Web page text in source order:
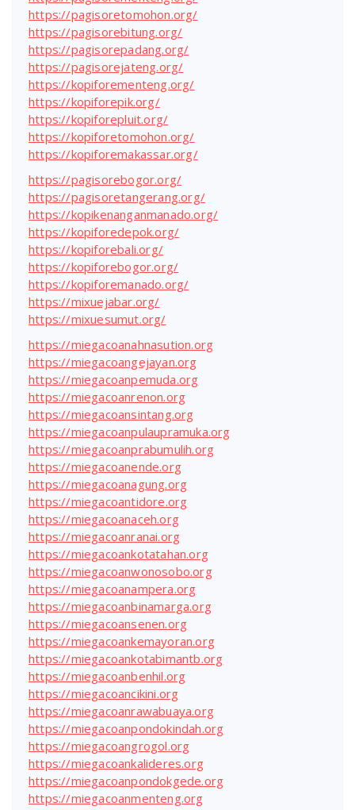
https://pagisoretomohon.org/
https://pagisorebitung.org/
https://pagisorepadang.org/
https://pagisorejateng.org/
https://kopiforementeng.org/
https://kopiforepik.org/
https://kopiforepluit.org/
https://kopiforetomohon.org/
https://kopiforemakassar.org/
https://pagisorebogor.org/
https://pagisoretangerang.org/
https://kopikenanganmanado.org/
https://kopiforedepok.org/
https://kopiforebali.org/
https://kopiforebogor.org/
https://kopiforemanado.org/
https://mixuejabar.org/
https://mixuesumut.org/
https://miegacoanahnasution.org
https://miegacoangejayan.org
https://miegacoanpemuda.org
https://miegacoanrenon.org
https://miegacoansintang.org
https://miegacoanpulaupramuka.org
https://miegacoanprabumulih.org
https://miegacoanende.org
https://miegacoanagung.org
https://miegacoantidore.org
https://miegacoanaceh.org
https://miegacoanranai.org
https://miegacoankotatahan.org
https://miegacoanwonosobo.org
https://miegacoanampera.org
https://miegacoanbinamarga.org
https://miegacoansenen.org
https://miegacoankemayoran.org
https://miegacoankotabimantb.org
https://miegacoanbenhil.org
https://miegacoancikini.org
https://miegacoanrawabuaya.org
https://miegacoanpondokindah.org
https://miegacoangrogol.org
https://miegacoankalideres.org
https://miegacoanpondokgede.org
https://miegacoanmenteng.org